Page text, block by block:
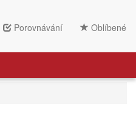
Porovnávání Oblíbené